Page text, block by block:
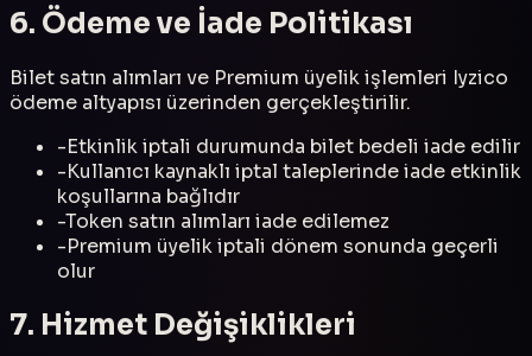
6. Ödeme ve İade Politikası
Bilet satın alımları ve Premium üyelik işlemleri Iyzico
ödeme altyapısı üzerinden gerçekleştirilir.
-Etkinlik iptali durumunda bilet bedeli iade edilir
-Kullanıcı kaynaklı iptal taleplerinde iade etkinlik
koşullarına bağlıdır
-Token satın alımları iade edilemez
-Premium üyelik iptali dönem sonunda geçerli
olur
7. Hizmet Değişiklikleri